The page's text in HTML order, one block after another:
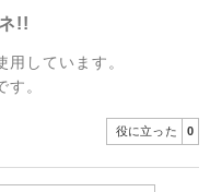
!!
しています。
。
役に立った 0